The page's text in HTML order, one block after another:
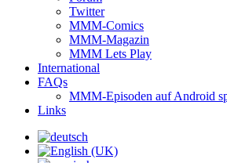
Twitter
MMM-Comics
MMM-Magazin
MMM Lets Play
International
FAQs
MMM-Episoden auf Android
Links